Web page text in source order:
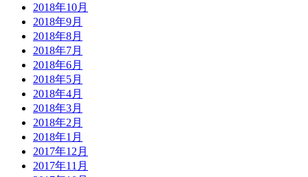
2018年10月
2018年9月
2018年8月
2018年7月
2018年6月
2018年5月
2018年4月
2018年3月
2018年2月
2018年1月
2017年12月
2017年11月